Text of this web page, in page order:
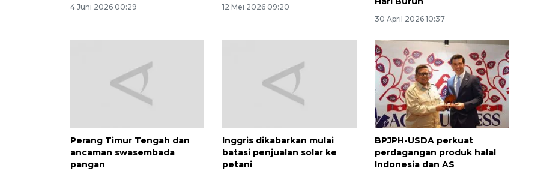
4 Juni 2026 00:29 12 Mei 2026 09:20
30 April 2026 10:37
Perang Timur Tengah dan
ancaman swasembada
pangan
Inggris dikabarkan mulai
batasi penjualan solar ke
petani
BPJPH-USDA perkuat
perdagangan produk halal
Indonesia dan AS
Ekspedisi Rupiah Berdaulat
2026 sambangi Papua
2026-08-06 13:15:00